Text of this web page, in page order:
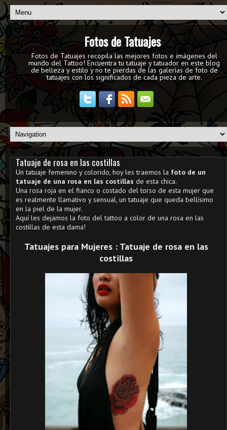
Fotos de Tatuajes
Fotos de Tatuajes recopila las mejores fotos e imágenes del
mundo del Tattoo! Encuentra tu tatuaje y tatuador en este blog
de belleza y estilo y no te pierdas de las galerías de foto de
tatuajes con los significados de cada pieza de arte.
Tatuaje de rosa en las costillas
Un tatuaje femenino y colorido, hoy les traemos la foto de un
tatuaje de una rosa en las costillas de esta chica.
Una rosa roja en el fianco o costado del torso de esta mujer que
es realmente llamativo y sensual, un tatuaje que queda bellísimo
en la piel de la mujer.
Aquí les dejamos la foto del tattoo a color de una rosa en las
costillas de esta dama!
Tatuajes para Mujeres : Tatuaje de rosa en las
costillas